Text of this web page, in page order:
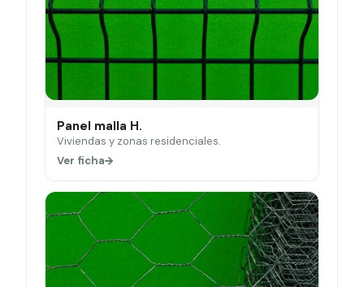
Panel malla H.
Viviendas y zonas residenciales.
Ver ficha